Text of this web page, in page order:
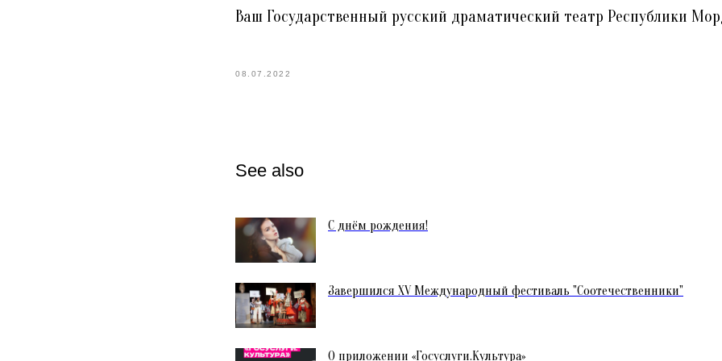
Ваш Государственный русский драматический театр Республики
08.07.2022
See also
С днём рождения!
Завершился XV Международный фестиваль "Соотечественники"
О приложении «Госуслуги.Культура»